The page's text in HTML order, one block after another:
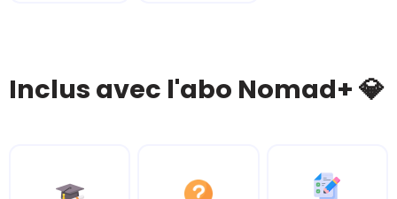
Inclus avec l'abo Nomad+ 💎